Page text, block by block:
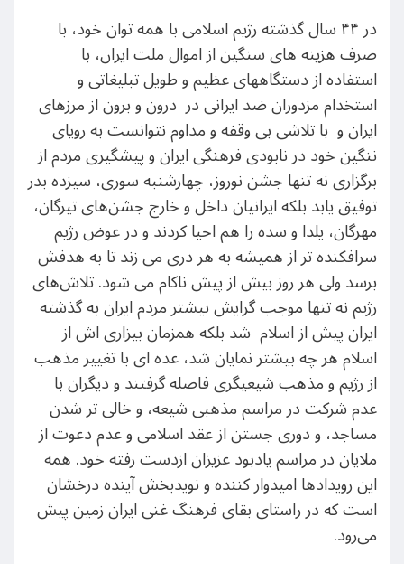
در ۴۴ سال گذشته رژیم اسلامی با همه توان خود، با
صرف هزینه های سنگین از اموال ملت ایران، با
استفاده از دستگاههای عظیم و طویل تبلیغاتی و
استخدام مزدوران ضد ایرانی در درون و برون از مرزهای
ایران و با تلاشی بی وقفه و مداوم نتوانست به رویای
ننگین خود در نابودی فرهنگی ایران و پیشگیری مردم از
برگزاری نه تنها جشن نوروز، چهارشنبه سوری، سیزده بدر
توفیق یابد بلکه ایرانیان داخل و خارج جشن‌های تیرگان،
مهرگان، یلدا و سده را هم احیا کردند و در عوض رژیم
سرافکنده تر از همیشه به هر دری می زند تا به هدفش
برسد ولی هر روز بیش از پیش ناکام می شود. تلاش‌های
رژیم نه تنها موجب گرایش بیشتر مردم ایران به گذشته
ایران پیش از اسلام شد بلکه همزمان بیزاری اش از
اسلام هر چه بیشتر نمایان شد، عده ای با تغییر مذهب
از رژیم و مذهب شیعیگری فاصله گرفتند و دیگران با
عدم شرکت در مراسم مذهبی شیعه، و خالی تر شدن
مساجد، و دوری جستن از عقد اسلامی و عدم دعوت از
ملایان در مراسم یادبود عزیزان ازدست رفته خود. همه
این رویدادها امیدوار کننده و نویدبخش آینده درخشان
است که در راستای بقای فرهنگ غنی ایران زمین پیش
می‌رود.